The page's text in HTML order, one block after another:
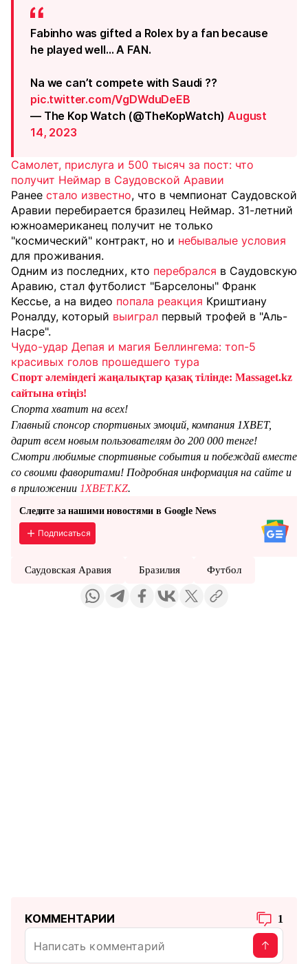
Fabinho was gifted a Rolex by a fan because
he played well… A FAN.
Na we can’t compete with Saudi ??
pic.twitter.com/VgDWduDeEB
— The Kop Watch (@TheKopWatch)August
14, 2023
Самолет, прислуга и 500 тысяч за пост: что
получит Неймар в Саудовской Аравии
Ранее стало известно, что в чемпионат Саудовской
Аравии перебирается бразилец Неймар. 31-летний
южноамериканец получит не только
"космический" контракт, но и небывалые условия
для проживания.
Одним из последних, кто перебрался в Саудовскую
Аравию, стал футболист "Барселоны" Франк
Кессье, а на видео попала реакция Криштиану
Роналду, который выиграл первый трофей в "Аль-
Насре".
Чудо-удар Депая и магия Беллингема: топ-5
красивых голов прошедшего тура
Спорт әлеміндегі жаңалықтар қазақ тілінде: Massaget.kz
сайтына өтіңіз!
Спорта хватит на всех!
Главный спонсор спортивных эмоций, компания 1XBET,
дарит всем новым пользователям до 200 000 тенге!
Смотри любимые спортивные события и побеждай вместе
со своими фаворитами! Подробная информация на сайте и
в приложении 1XBET.KZ.
Следите за нашими новостями в Google News
Подписаться
Саудовская Аравия Бразилия Футбол
КОММЕНТАРИИ 1